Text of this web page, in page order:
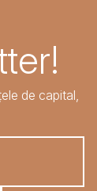
de capital,